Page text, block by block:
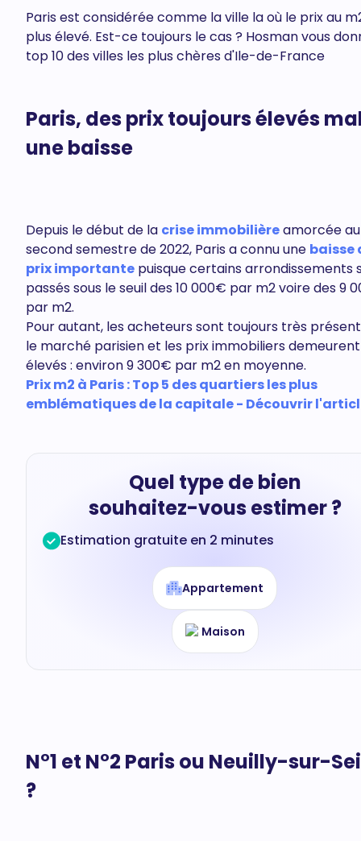
Paris est considérée comme la ville la où le prix au
plus élevé. Est-ce toujours le cas ? Hosman vous
top 10 des villes les plus chères d'Ile-de-France
Paris, des prix toujours élevés
une baisse
Depuis le début de la crise immobilièreamorcée au
second semestre de 2022, Paris a connu une baisse
prix importante puisque certains arrondissements
passés sous le seuil des 10 000€ par m2 voire des 9
par m2.
Pour autant, les acheteurs sont toujours très
le marché parisien et les prix immobiliers demeurent
élevés : environ 9 300€ par m2 en moyenne.
Prix m2 à Paris : Top 5 des quartiers les plus
emblématiques de la capitale - Découvrir
Quel type de bien
souhaitez-vous estimer ?
Estimation gratuite en 2 minutes
Appartement
Maison
N°1 et N°2 Paris ou Neuilly-sur-
?